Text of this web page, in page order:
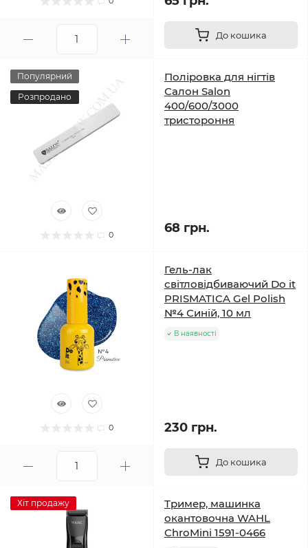
До кошика
Популярний
Розпродано
0
Поліровка для нігтів
Салон Salon
400/600/3000
тристороння
68 грн.
0
Гель-лак
світловідбиваючий Do it
PRISMATICA Gel Polish
№4 Синій, 10 мл
В наявності
230 грн.
До кошика
Хіт продажу
Тример, машинка
окантовочна WAHL
ChroMini 1591-0466